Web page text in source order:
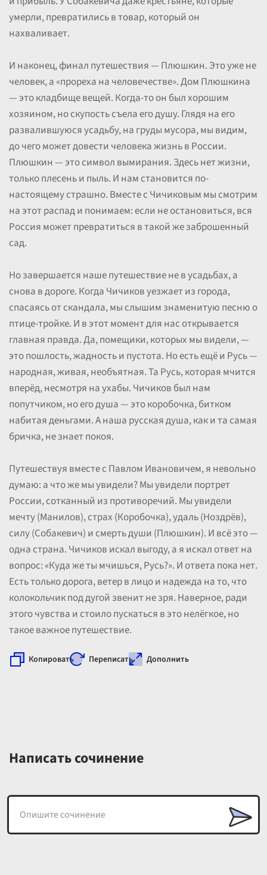
умерли, превратились в товар, который он
нахваливает.
И наконец, финал путешествия — Плюшкин. Это уже не
человек, а «прореха на человечестве». Дом Плюшкина
— это кладбище вещей. Когда-то он был хорошим
хозяином, но скупость съела его душу. Глядя на его
развалившуюся усадьбу, на груды мусора, мы видим,
до чего может довести человека жизнь в России.
Плюшкин — это символ вымирания. Здесь нет жизни,
только плесень и пыль. И нам становится по-
настоящему страшно. Вместе с Чичиковым мы смотрим
на этот распад и понимаем: если не остановиться, вся
Россия может превратиться в такой же заброшенный
сад.
Но завершается наше путешествие не в усадьбах, а
снова в дороге. Когда Чичиков уезжает из города,
спасаясь от скандала, мы слышим знаменитую песню о
птице-тройке. И в этот момент для нас открывается
главная правда. Да, помещики, которых мы видели, —
это пошлость, жадность и пустота. Но есть ещё и Русь —
народная, живая, необъятная. Та Русь, которая мчится
вперёд, несмотря на ухабы. Чичиков был нам
попутчиком, но его душа — это коробочка, битком
набитая деньгами. А наша русская душа, как и та самая
бричка, не знает покоя.
Путешествуя вместе с Павлом Ивановичем, я невольно
думаю: а что же мы увидели? Мы увидели портрет
России, сотканный из противоречий. Мы увидели
мечту (Манилов), страх (Коробочка), удаль (Ноздрёв),
силу (Собакевич) и смерть души (Плюшкин). И всё это —
одна страна. Чичиков искал выгоду, а я искал ответ на
вопрос: «Куда же ты мчишься, Русь?». И ответа пока нет.
Есть только дорога, ветер в лицо и надежда на то, что
колокольчик под дугой звенит не зря. Наверное, ради
этого чувства и стоило пускаться в это нелёгкое, но
такое важное путешествие.
Копировать Переписать Дополнить
Написать сочинение